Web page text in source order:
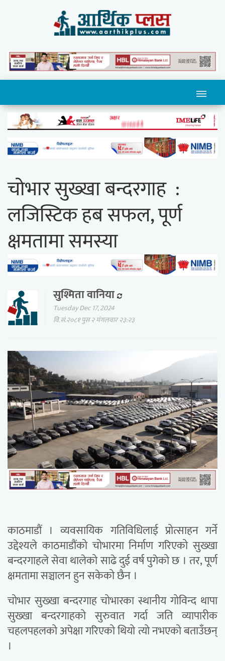
चोभार सुख्खा बन्दरगाह :
लजिस्टिक हब सफल, पूर्ण
क्षमतामा समस्या
सुश्मिता वानिया
Tuesday Dec 17, 2024
वि.सं.२०८१ पुस २ मंगलवार २३:२३
काठमाडौं । व्यवसायिक गतिविधिलाई प्रोत्साहन गर्ने
उद्देश्यले काठमाडौंको चोभारमा निर्माण गरिएको सुख्खा
बन्दरगाहले सेवा थालेको साढे दुई वर्ष पुगेको छ । तर, पूर्ण
क्षमतामा सञ्चालन हुन सकेको छैन ।
चोभार सुख्खा बन्दरगाह चोभारका स्थानीय गोविन्द थापा
सुख्खा बन्दरगाहको सुरुवात गर्दा जति व्यापारीक
चहलपहलको अपेक्षा गरिएको थियो त्यो नभएको बताउँछन्
।